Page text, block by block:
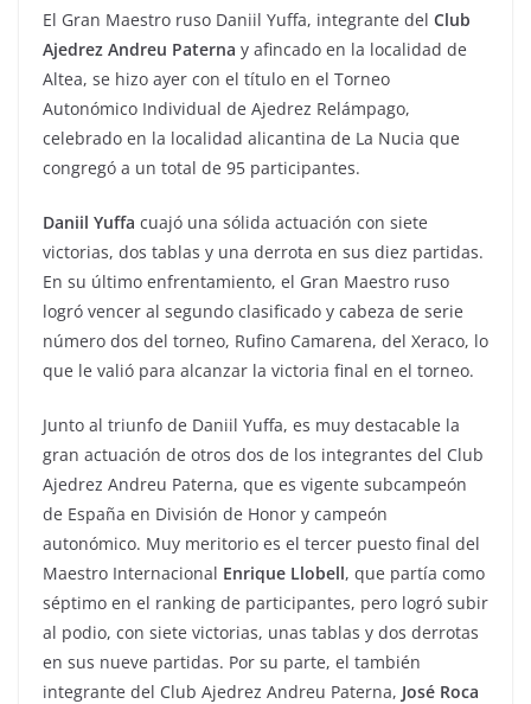
El Gran Maestro ruso Daniil Yuffa, integrante del Club
Ajedrez Andreu Paterna y afincado en la localidad de
Altea, se hizo ayer con el título en el Torneo
Autonómico Individual de Ajedrez Relámpago,
celebrado en la localidad alicantina de La Nucia que
congregó a un total de 95 participantes.
Daniil Yuffa cuajó una sólida actuación con siete
victorias, dos tablas y una derrota en sus diez partidas.
En su último enfrentamiento, el Gran Maestro ruso
logró vencer al segundo clasificado y cabeza de serie
número dos del torneo, Rufino Camarena, del Xeraco, lo
que le valió para alcanzar la victoria final en el torneo.
Junto al triunfo de Daniil Yuffa, es muy destacable la
gran actuación de otros dos de los integrantes del Club
Ajedrez Andreu Paterna, que es vigente subcampeón
de España en División de Honor y campeón
autonómico. Muy meritorio es el tercer puesto final del
Maestro Internacional Enrique Llobell, que partía como
séptimo en el ranking de participantes, pero logró subir
al podio, con siete victorias, unas tablas y dos derrotas
en sus nueve partidas. Por su parte, el también
integrante del Club Ajedrez Andreu Paterna, José Roca